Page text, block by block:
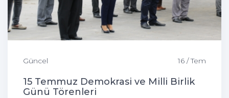
Güncel 16 / Tem
15 Temmuz Demokrasi ve Milli Birlik
Günü Törenleri